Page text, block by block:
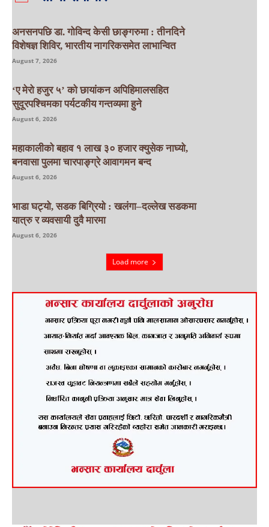
अनसनपछि डा. गोविन्द केसी छाङ्गरुमा : तीनदिने
विशेषज्ञ शिविर, भारतीय नागरिकसमेत लाभान्वित
August 7, 2026
‘ए मेरो हजुर ५’ को छायांकन अपिहिमालसहित
सुदूरपश्चिमका पर्यटकीय गन्तव्यमा हुने
August 6, 2026
महाकालीको बहाव १ लाख ३० हजार क्युसेक नाघ्यो,
बनवासा पुलमा चारपाङ्ग्रे आवागमन बन्द
August 6, 2026
भाडा घट्यो, सडक बिग्रियो : खलंगा–दल्लेख सडकमा
यात्रु र व्यवसायी दुवै मारमा
August 6, 2026
Load more